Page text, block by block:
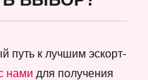
путь к лучшим эскорт-
нами для получения